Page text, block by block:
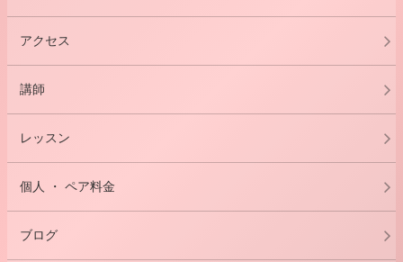
アクセス
講師
レッスン
個人 ・ ペア料金
ブログ